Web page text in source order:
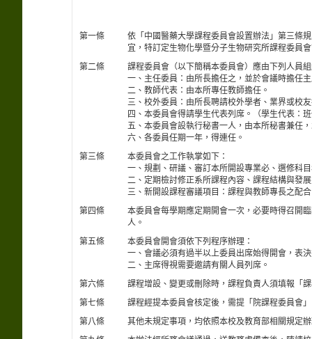
第一條
依「中國醫藥大學課程委員會設置辦法」第三條
宜，特訂定生物化學暨分子生物研究所課程委員
第二條
課程委員會（以下簡稱本委員會）應由下列人員
一、主任委員：由所長擔任之，並於會議時擔任
二、教師代表：由本所專任教師擔任。
三、校外委員：由所長聘請校外學者、業界或校
四、本委員會得請學生代表列席。（學生代表：
五、本委員會設執行秘書一人，由本所秘書兼任
六、各委員任期一年，得連任。
第三條
本委員會之工作執掌如下：
一、規劃、研議、審訂本所開設專業必、選修科
二、定期檢討修正系所課程內容、課程結構與發
三、新開設課程審議項目：課程與教師專長之配
第四條
本委員會每學期應定期開會一次，必要時得召開
人。
第五條
本委員會開會須依下列程序辦理：
一、會議必須有過半以上委員出席始得開會，表
二、主席得視需要邀請有關人員列席。
第六條
課程增設、變更或刪除時，課程負責人須填報「
第七條
課程經提本委員會核定後，需提「院課程委員會
第八條
其他未規定事項，均依照本校及教育部相關規定